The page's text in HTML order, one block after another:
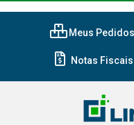
Meus Pedidos
Notas Fiscais